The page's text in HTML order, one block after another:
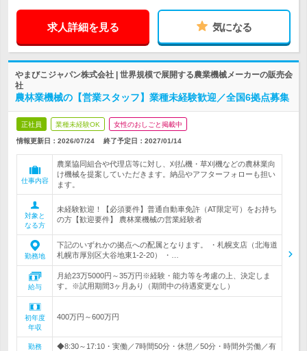
求人詳細を見る 気になる
やまびこジャパン株式会社 | 世界規模で展開する農業機械メーカーの販売会
社
農林業機械の【営業スタッフ】業種未経験歓迎／全国6拠点募集
正社員 業種未経験OK 女性のおしごと掲載中
情報更新日：2026/07/24 終了予定日： 2027/01/14
仕事内容
農業協同組合や代理店等に対し、刈払機・草刈機などの農林業向
け機械を提案していただきます。納品やアフターフォローも担い
ます。
対象と
なる方
未経験歓迎！【必須要件】普通自動車免許（AT限定可）をお持ち
の方【歓迎要件】 農林業機械の営業経験者
勤務地
下記のいずれかの拠点への配属となります。 ・札幌支店（北海道
札幌市厚別区大谷地東1-2-20） ・…
給与
月給23万5000円～35万円※経験・能力等を考慮の上、決定しま
す。※試用期間3ヶ月あり（期間中の待遇変更なし）
初年度
年収
400万円～600万円
勤務
◆8:30～17:10・実働／7時間50分・休憩／50分・時間外労働／有